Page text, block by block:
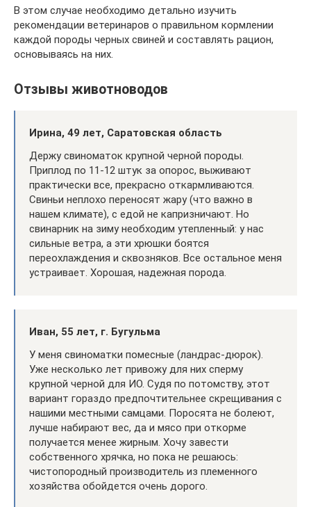
В этом случае необходимо детально изучить
рекомендации ветеринаров о правильном кормлении
каждой породы черных свиней и составлять рацион,
основываясь на них.
Отзывы животноводов
Ирина, 49 лет, Саратовская область
Держу свиноматок крупной черной породы.
Приплод по 11-12 штук за опорос, выживают
практически все, прекрасно откармливаются.
Свиньи неплохо переносят жару (что важно в
нашем климате), с едой не капризничают. Но
свинарник на зиму необходим утепленный: у нас
сильные ветра, а эти хрюшки боятся
переохлаждения и сквозняков. Все остальное меня
устраивает. Хорошая, надежная порода.
Иван, 55 лет, г. Бугульма
У меня свиноматки помесные (ландрас-дюрок).
Уже несколько лет привожу для них сперму
крупной черной для ИО. Судя по потомству, этот
вариант гораздо предпочтительнее скрещивания с
нашими местными самцами. Поросята не болеют,
лучше набирают вес, да и мясо при откорме
получается менее жирным. Хочу завести
собственного хрячка, но пока не решаюсь:
чистопородный производитель из племенного
хозяйства обойдется очень дорого.